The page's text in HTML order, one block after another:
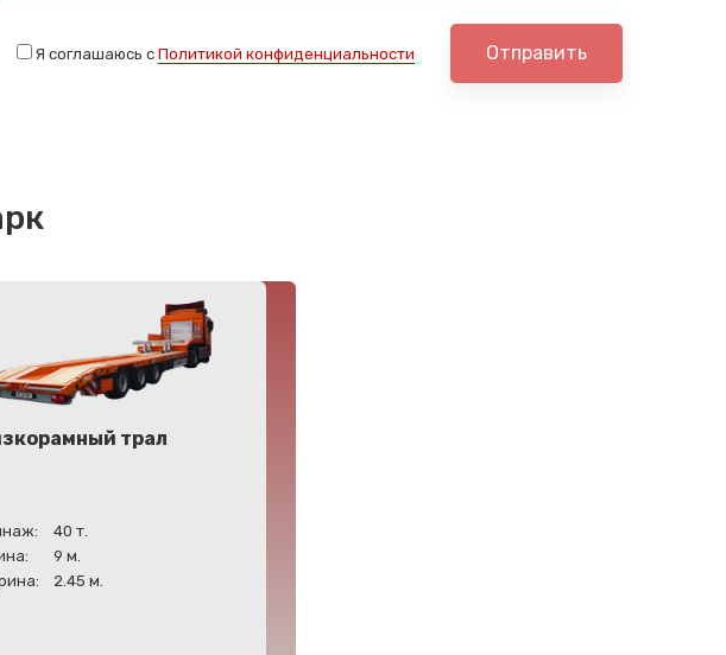
Я соглашаюсь с Политикой конфиденциальности Отправить
трал
40 т.
9 м.
2.45 м.